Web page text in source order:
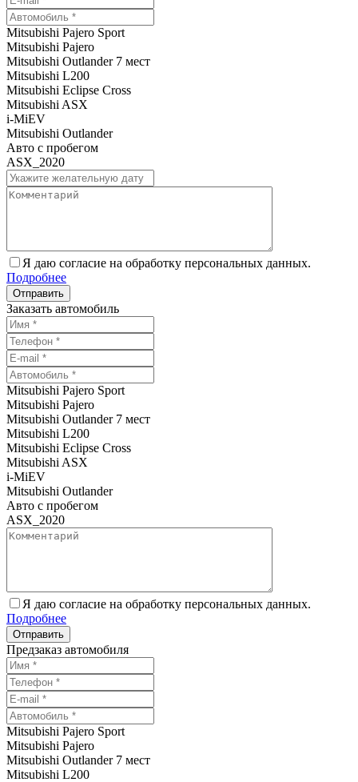
Mitsubishi Pajero Sport
Mitsubishi Pajero
Mitsubishi Outlander 7 мест
Mitsubishi L200
Mitsubishi Eclipse Cross
Mitsubishi ASX
i-MiEV
Mitsubishi Outlander
Авто с пробегом
ASX_2020
Я даю согласие на обработку персональных данных.
Подробнее
Заказать автомобиль
Mitsubishi Pajero Sport
Mitsubishi Pajero
Mitsubishi Outlander 7 мест
Mitsubishi L200
Mitsubishi Eclipse Cross
Mitsubishi ASX
i-MiEV
Mitsubishi Outlander
Авто с пробегом
ASX_2020
Я даю согласие на обработку персональных данных.
Подробнее
Предзаказ автомобиля
Mitsubishi Pajero Sport
Mitsubishi Pajero
Mitsubishi Outlander 7 мест
Mitsubishi L200